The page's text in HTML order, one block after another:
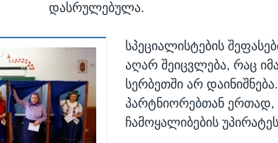
დასრულებულა.
სპეციალისტების
აღარ შეიცვლება, რაც
სერბეთში არ
პარტნიორებთან ერთად,
ჩამოყალიბების